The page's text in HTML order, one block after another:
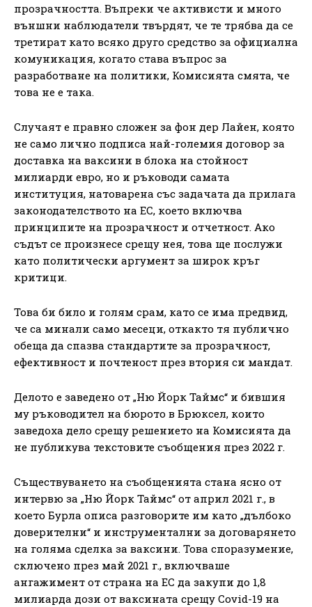
прозрачността. Въпреки че активисти и много
външни наблюдатели твърдят, че те трябва да се
третират като всяко друго средство за официална
комуникация, когато става въпрос за
разработване на политики, Комисията смята, че
това не е така.
Случаят е правно сложен за фон дер Лайен, която
не само лично подписа най-големия договор за
доставка на ваксини в блока на стойност
милиарди евро, но и ръководи самата
институция, натоварена със задачата да прилага
законодателството на ЕС, което включва
принципите на прозрачност и отчетност. Ако
съдът се произнесе срещу нея, това ще послужи
като политически аргумент за широк кръг
критици.
Това би било и голям срам, като се има предвид,
че са минали само месеци, откакто тя публично
обеща да спазва стандартите за прозрачност,
ефективност и почтеност през втория си мандат.
Делото е заведено от „Ню Йорк Таймс“ и бившия
му ръководител на бюрото в Брюксел, които
заведоха дело срещу решението на Комисията да
не публикува текстовите съобщения през 2022 г.
Съществуването на съобщенията стана ясно от
интервю за „Ню Йорк Таймс“ от април 2021 г., в
което Бурла описа разговорите им като „дълбоко
доверителни“ и инструментални за договарянето
на голяма сделка за ваксини. Това споразумение,
сключено през май 2021 г., включваше
ангажимент от страна на ЕС да закупи до 1,8
милиарда дози от ваксината срещу Covid-19 на